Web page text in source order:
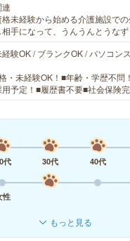
格未経験から始める介護施設で
相手になって、うんうんとうな
験OK / ブランクOK / パソコン
・未経験OK！■年齢・学歴不問
用予定！■履歴書不要■社会保険
代
30代 40代
性
もっと見る